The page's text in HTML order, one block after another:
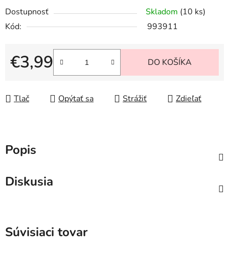
Dostupnosť Skladom (10 ks)
Kód:
993911
€3,99
Jednotková cena:
DO KOŠÍKA
Tlač Opýtať sa Strážiť Zdieľať
Popis
Diskusia
Súvisiaci tovar